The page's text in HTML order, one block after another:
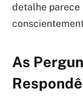
detalhe parece
As